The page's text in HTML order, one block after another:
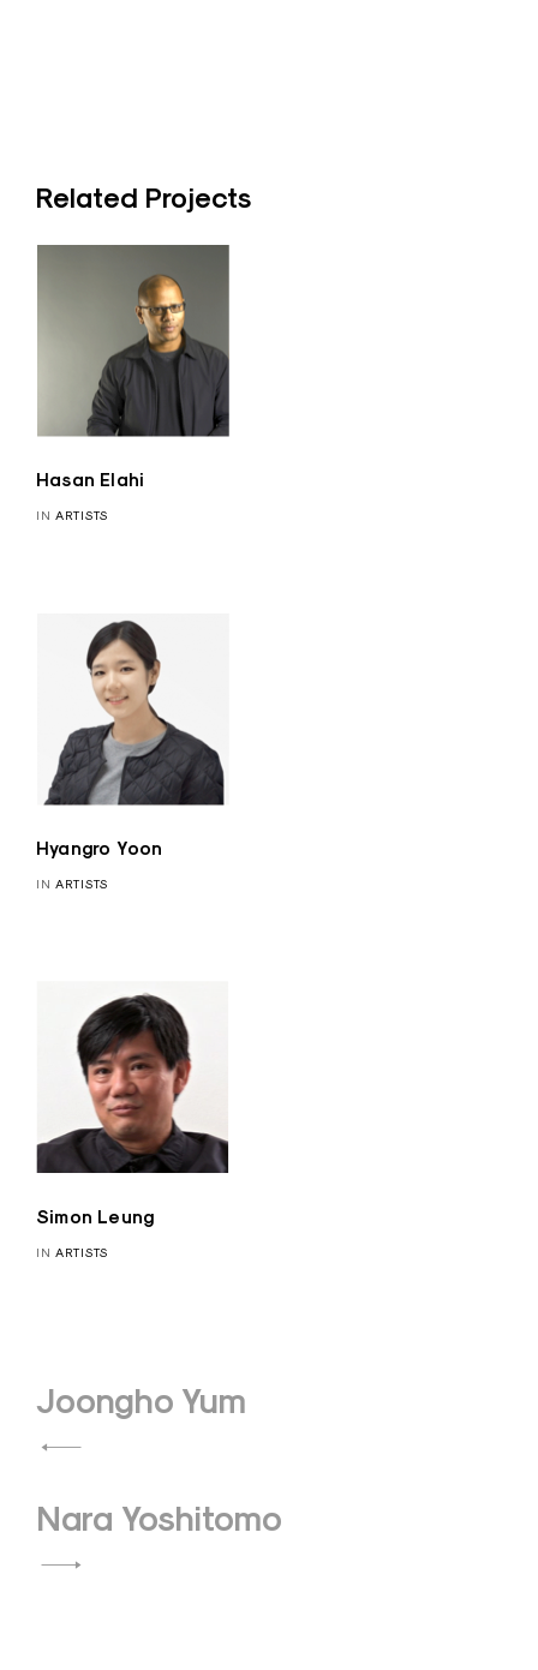
Related Projects
Hasan Elahi
IN ARTISTS
Hyangro Yoon
IN ARTISTS
Simon Leung
IN ARTISTS
Post
navigation
Joongho Yum
Nara Yoshitomo